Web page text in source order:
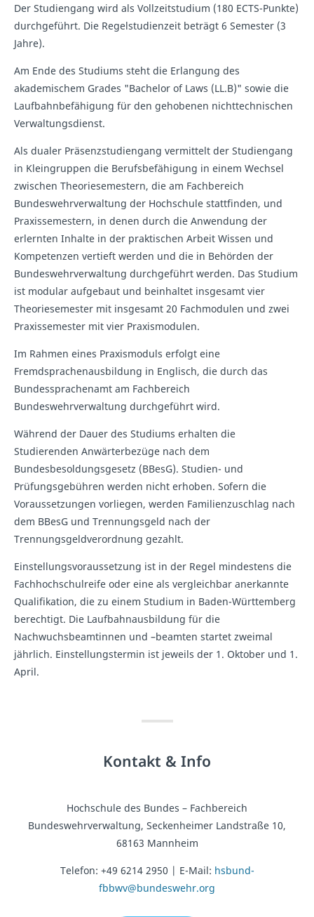
Der Studiengang wird als Vollzeitstudium (180 ECTS-Punkte)
durchgeführt. Die Regelstudienzeit beträgt 6 Semester (3
Jahre).
Am Ende des Studiums steht die Erlangung des
akademischem Grades "Bachelor of Laws (LL.B)" sowie die
Laufbahnbefähigung für den gehobenen nichttechnischen
Verwaltungsdienst.
Als dualer Präsenzstudiengang vermittelt der Studiengang
in Kleingruppen die Berufsbefähigung in einem Wechsel
zwischen Theoriesemestern, die am Fachbereich
Bundeswehrverwaltung der Hochschule stattfinden, und
Praxissemestern, in denen durch die Anwendung der
erlernten Inhalte in der praktischen Arbeit Wissen und
Kompetenzen vertieft werden und die in Behörden der
Bundeswehrverwaltung durchgeführt werden. Das Studium
ist modular aufgebaut und beinhaltet insgesamt vier
Theoriesemester mit insgesamt 20 Fachmodulen und zwei
Praxissemester mit vier Praxismodulen.
Im Rahmen eines Praxismoduls erfolgt eine
Fremdsprachenausbildung in Englisch, die durch das
Bundessprachenamt am Fachbereich
Bundeswehrverwaltung durchgeführt wird.
Während der Dauer des Studiums erhalten die
Studierenden Anwärterbezüge nach dem
Bundesbesoldungsgesetz (BBesG). Studien- und
Prüfungsgebühren werden nicht erhoben. Sofern die
Voraussetzungen vorliegen, werden Familienzuschlag nach
dem BBesG und Trennungsgeld nach der
Trennungsgeldverordnung gezahlt.
Einstellungsvoraussetzung ist in der Regel mindestens die
Fachhochschulreife oder eine als vergleichbar anerkannte
Qualifikation, die zu einem Studium in Baden-Württemberg
berechtigt. Die Laufbahnausbildung für die
Nachwuchsbeamtinnen und –beamten startet zweimal
jährlich. Einstellungstermin ist jeweils der 1. Oktober und 1.
April.
Kontakt & Info
Hochschule des Bundes – Fachbereich
Bundeswehrverwaltung, Seckenheimer Landstraße 10,
68163 Mannheim
Telefon: +49 6214 2950 | E-Mail: hsbund-
fbbwv@bundeswehr.org